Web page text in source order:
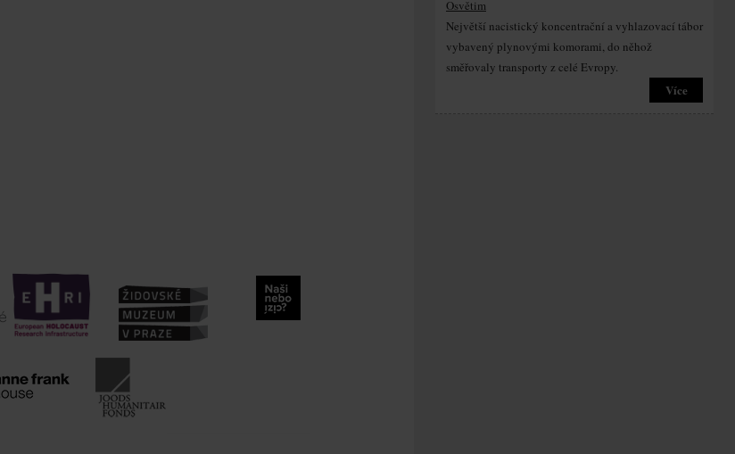
Osvětim
Největší nacistický koncentrační a vyhlazovací tábor
vybavený plynovými komorami, do něhož
směřovaly transporty z celé Evropy.
Více